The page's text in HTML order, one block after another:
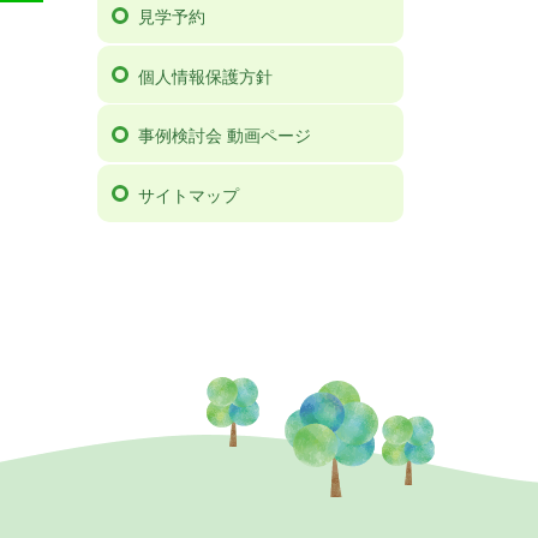
見学予約
個人情報保護方針
事例検討会 動画ページ
サイトマップ